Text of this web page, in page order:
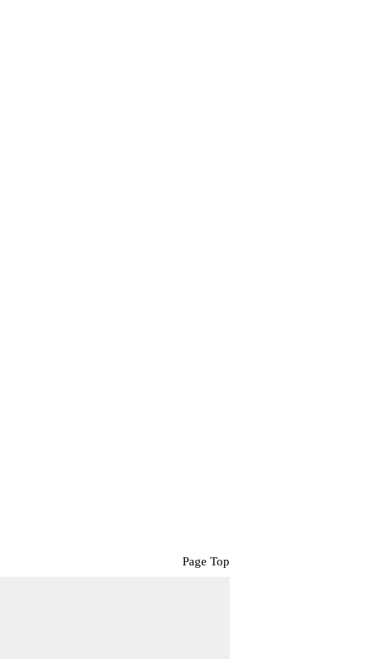
Page Top